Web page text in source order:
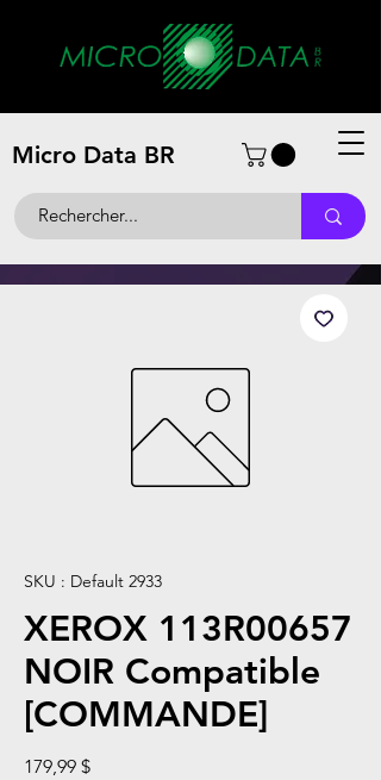
Micro Data BR
SKU : Default 2933
XEROX 113R00657
NOIR Compatible
[COMMANDE]
179,99 $Prix